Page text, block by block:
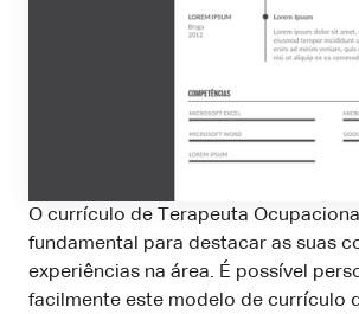
O currículo de Terapeuta
fundamental para destacar as suas
experiências na área. É possível
facilmente este modelo de currículo